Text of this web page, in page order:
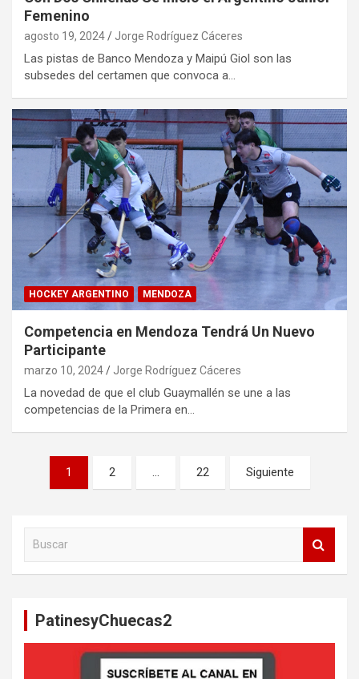
Femenino
agosto 19, 2024 Jorge Rodríguez Cáceres
Las pistas de Banco Mendoza y Maipú Giol son las
subsedes del certamen que convoca a…
HOCKEY ARGENTINO MENDOZA
Competencia en Mendoza Tendrá Un Nuevo
Participante
marzo 10, 2024 Jorge Rodríguez Cáceres
La novedad de que el club Guaymallén se une a las
competencias de la Primera en…
Paginación
1 2 … 22 Siguiente
PatinesyChuecas2